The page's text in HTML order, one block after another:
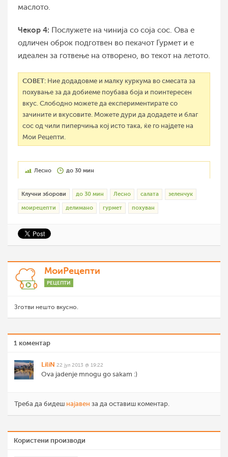
маслото.
Чекор 4: Послужете на чинија со соја сос. Ова е
одличен оброк подготвен во пекачот Гурмет и е
идеален за готвење на отворено, во текот на летото.
СОВЕТ: Ние додадовме и малку куркума во смесата за
похување за да добиеме поубава боја и поинтересен
вкус. Слободно можете да експериментирате со
зачините и вкусовите. Можете дури да додадете и благ
сос од чили пиперчиња кој исто така, ќе го најдете на
Мои Рецепти.
Лесно до 30 мин
Клучни зборови до 30 мин Лесно салата зеленчук
моирецепти делимано гурмет похуван
МоиРецепти
РЕЦЕПТИ
Зготви нешто вкусно.
1 коментар
LiliN 22 јул 2013 @ 19:22
Ova jadenje mnogu go sakam :)
Треба да бидеш најавен за да оставиш коментар.
Користени производи